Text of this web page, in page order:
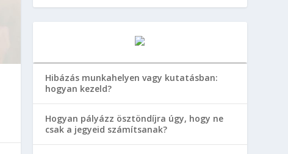
Hibázás munkahelyen vagy kutatásban:
hogyan kezeld?
Hogyan pályázz ösztöndíjra úgy, hogy ne
csak a jegyeid számítsanak?